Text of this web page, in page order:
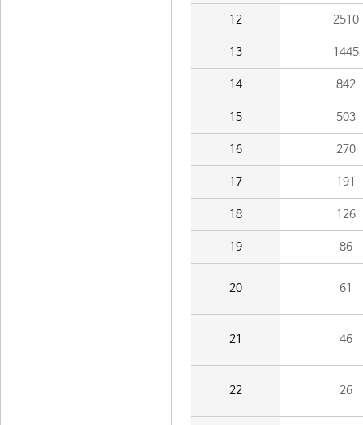
12 2510
13 1445
14 842
15 503
16 270
17 191
18 126
19 86
20 61
21 46
22 26